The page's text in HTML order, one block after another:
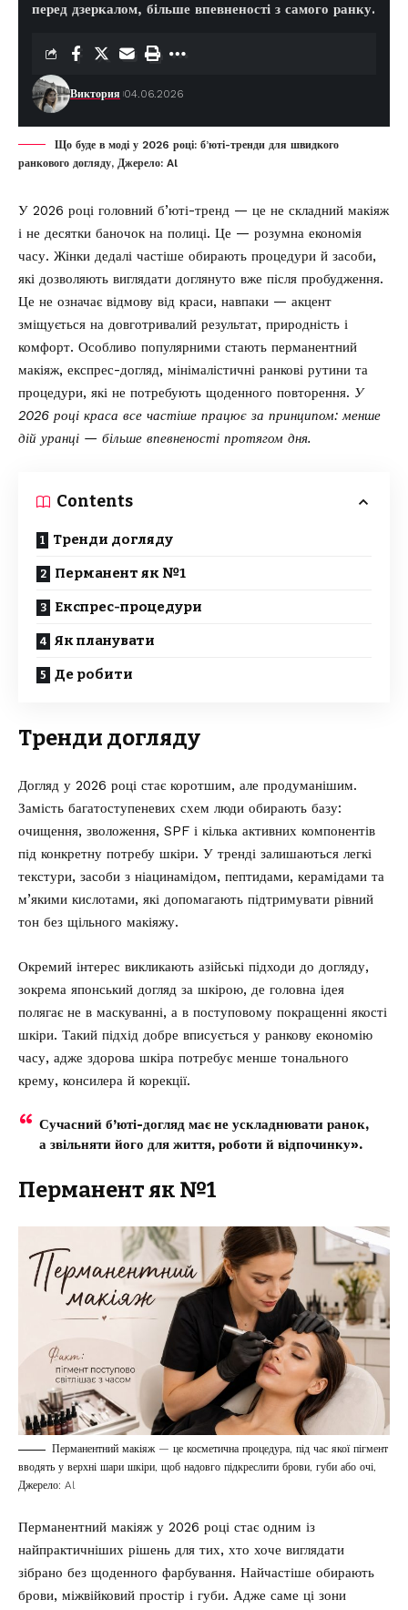
перед дзеркалом, більше впевненості з самого ранку.
Виктория 04.06.2026
Що буде в моді у 2026 році: б’юті-тренди для швидкого
ранкового догляду, Джерело: Al
У 2026 році головний б’юті-тренд — це не складний макіяж
і не десятки баночок на полиці. Це — розумна економія
часу. Жінки дедалі частіше обирають процедури й засоби,
які дозволяють виглядати доглянуто вже після пробудження.
Це не означає відмову від краси, навпаки — акцент
зміщується на довготривалий результат, природність і
комфорт. Особливо популярними стають перманентний
макіяж, експрес-догляд, мінімалістичні ранкові рутини та
процедури, які не потребують щоденного повторення. У
2026 році краса все частіше працює за принципом: менше
дій уранці — більше впевненості протягом дня.
Contents
Тренди догляду
Перманент як №1
Експрес-процедури
Як планувати
Де робити
Тренди догляду
Догляд у 2026 році стає коротшим, але продуманішим.
Замість багатоступеневих схем люди обирають базу:
очищення, зволоження, SPF і кілька активних компонентів
під конкретну потребу шкіри. У тренді залишаються легкі
текстури, засоби з ніацинамідом, пептидами, керамідами та
м’якими кислотами, які допомагають підтримувати рівний
тон без щільного макіяжу.
Окремий інтерес викликають азійські підходи до догляду,
зокрема японський догляд за шкірою, де головна ідея
полягає не в маскуванні, а в поступовому покращенні якості
шкіри. Такий підхід добре вписується у ранкову економію
часу, адже здорова шкіра потребує менше тонального
крему, консилера й корекції.
Сучасний б’юті-догляд має не ускладнювати ранок,
а звільняти його для життя, роботи й відпочинку».
Перманент як №1
Перманентний макіяж — це косметична процедура, під час якої пігмент
вводять у верхні шари шкіри, щоб надовго підкреслити брови, губи або очі,
Джерело: Al
Перманентний макіяж у 2026 році стає одним із
найпрактичніших рішень для тих, хто хоче виглядати
зібрано без щоденного фарбування. Найчастіше обирають
брови, міжвійковий простір і губи. Адже саме ці зони